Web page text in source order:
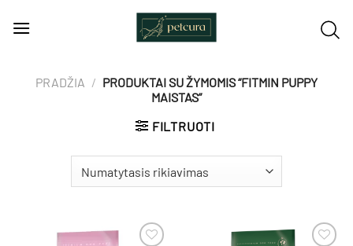
PRADŽIA / PRODUKTAI SU ŽYMOMIS “FITMIN PUPPY
MAISTAS”
FILTRUOTI